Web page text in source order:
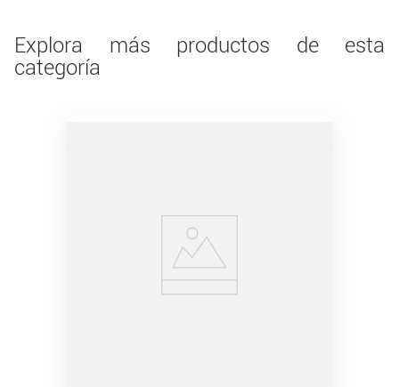
Explora más productos de esta
categoría